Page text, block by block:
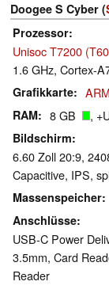
Doogee S Cyber (
Prozessor
Unisoc T7200
1.6 GHz, Cortex-
Grafikkarte
RAM 8 GB ,
Bildschirm
6.60 Zoll 20:9,
Capacitive, IPS,
Massenspeicher
Anschlüsse
USB-C Power
3.5mm, Card
Reader